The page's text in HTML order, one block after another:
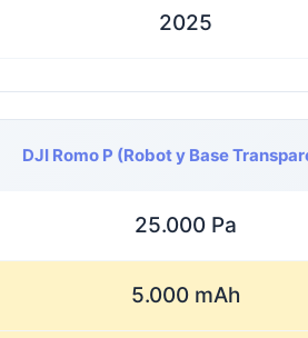
2025
DJI Romo P (Robot y Base
25.000 Pa
5.000 mAh